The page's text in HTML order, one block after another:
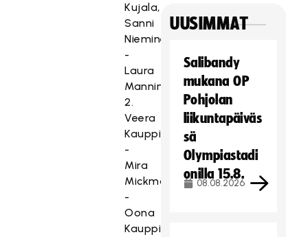
Kujala,
Sanni
Nieminen
-
Laura
Manninen
2.
Veera
Kauppi
-
Mira
Mickman
-
Oona
Kauppi,
UUSIMMAT
Salibandy
mukana OP
Pohjolan
liikuntapäiväs
sä
Olympiastadi
onilla 15.8.
08.08.2026